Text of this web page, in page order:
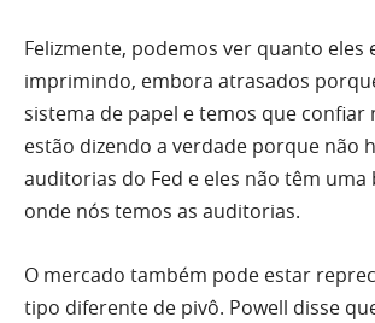
Felizmente, podemos ver quanto eles
imprimindo, embora atrasados
sistema de papel e temos que confiar
estão dizendo a verdade porque não
auditorias do Fed e eles não têm uma
onde nós temos as auditorias.
O mercado também pode estar
tipo diferente de pivô. Powell disse